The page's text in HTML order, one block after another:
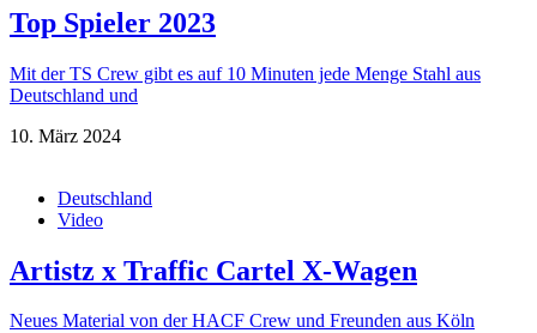
Top Spieler 2023
Mit der TS Crew gibt es auf 10 Minuten jede Menge Stahl aus
Deutschland und
10. März 2024
Deutschland
Video
Artistz x Traffic Cartel X-Wagen
Neues Material von der HACF Crew und Freunden aus Köln